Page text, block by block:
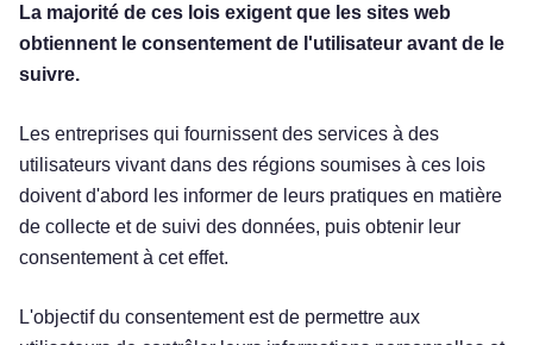
La majorité de ces lois exigent que les sites web
obtiennent le consentement de l'utilisateur avant de le
suivre.
Les entreprises qui fournissent des services à des
utilisateurs vivant dans des régions soumises à ces lois
doivent d'abord les informer de leurs pratiques en matière
de collecte et de suivi des données, puis obtenir leur
consentement à cet effet.
L'objectif du consentement est de permettre aux